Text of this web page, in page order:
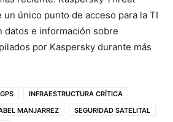
único punto de acceso para la TI
datos e información sobre
por Kaspersky durante más
GPS
INFRAESTRUCTURA CRÍTICA
MANJARREZ
SEGURIDAD SATELITAL